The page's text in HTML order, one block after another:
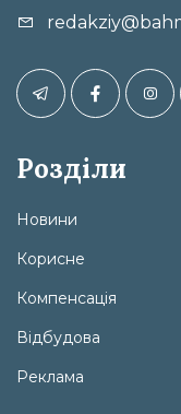
Розділи
Новини
Корисне
Компенсація
Відбудова
Реклама